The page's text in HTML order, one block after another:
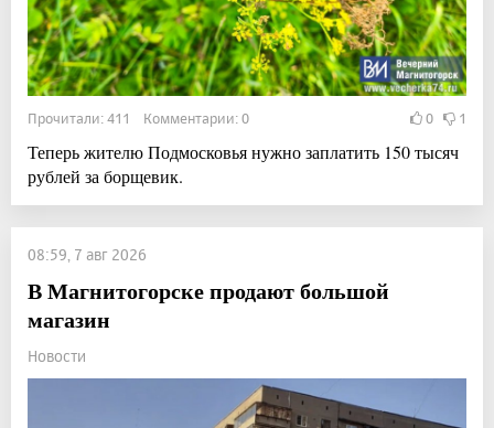
Прочитали: 411 Комментарии: 0 0 1
Теперь жителю Подмосковья нужно заплатить 150 тысяч
рублей за борщевик.
08:59, 7 авг 2026
В Магнитогорске продают большой
магазин
Новости